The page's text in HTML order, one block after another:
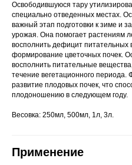
Освободившуюся тару
специально отведенных местах.
важный этап подготовки к зиме и
урожая. Она помогает растениям
восполнить дефицит питательных
формирование цветочных почек.
восполнить питательные
течение вегетационного
развитие плодовых почек, что
плодоношению в следующем году.
Весовка: 250мл, 500мл, 1л, 3л.
Применение